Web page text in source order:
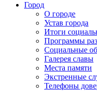
Город
О городе
Устав города
Итоги
Программы
Социальные
Галерея славы
Места памяти
Экстренные
Телефоны